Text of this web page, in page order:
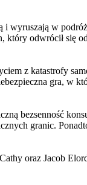
i wyruszają w
odwrócił się
z katastrofy
gra, w
bezsenność
granic.
oraz Jacob